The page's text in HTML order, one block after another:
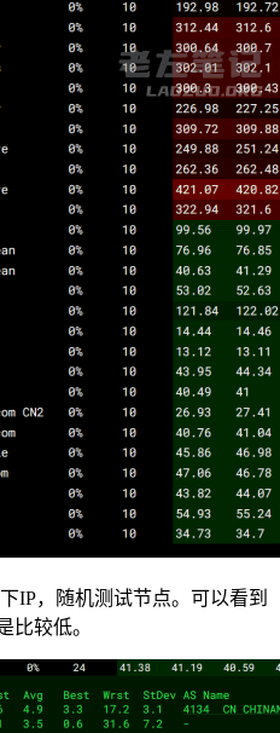
IP，随机测试节点。可以看到
比较低。